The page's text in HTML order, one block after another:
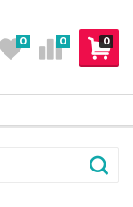
0
0 0